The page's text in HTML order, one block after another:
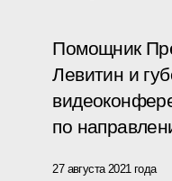
Помощник
Левитин и
по
27 августа 2021 года